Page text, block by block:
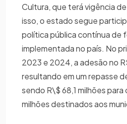
Cultura, que terá vigência
isso, o estado segue
política pública contínua de
implementada no país. No
2023 e 2024, a adesão no
resultando em um repasse
sendo R\$ 68,1 milhões
milhões destinados aos